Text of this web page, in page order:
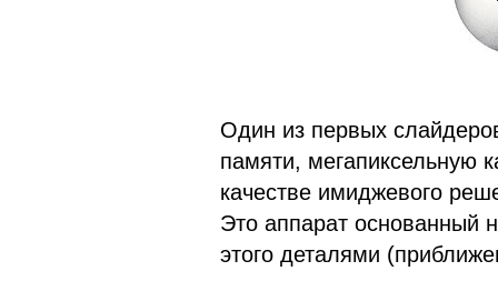
Один из первых
памяти, мегапиксельную
качестве имиджевого
Это аппарат основанный
этого деталями